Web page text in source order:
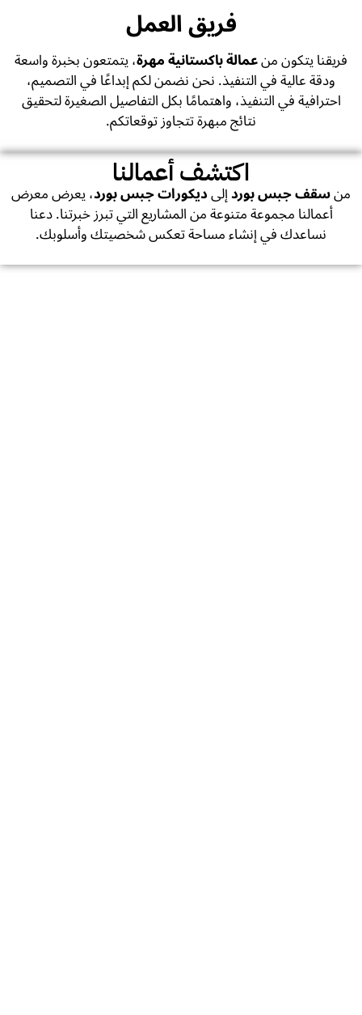
فريق العمل
فريقنا يتكون منعمالة باكستانية مهرة، يتمتعون بخبرة واسعة
ودقة عالية في التنفيذ. نحن نضمن لكم إبداعًا في التصميم،
احترافية في التنفيذ، واهتمامًا بكل التفاصيل الصغيرة لتحقيق
نتائج مبهرة تتجاوز توقعاتكم.
اكتشف أعمالنا
منسقف جبس بوردإلىديكورات جبس بورد، يعرض معرض
أعمالنا مجموعة متنوعة من المشاريع التي تبرز خبرتنا. دعنا
نساعدك في إنشاء مساحة تعكس شخصيتك وأسلوبك.